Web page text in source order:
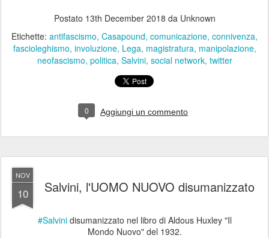
Postato 13th December 2018 da Unknown
Etichette: antifascismo Casapound comunicazione connivenza
fascioleghismo involuzione Lega magistratura manipolazione
neofascismo politica Salvini social network twitter
0 Aggiungi un commento
NOV
10 Salvini, l'UOMO NUOVO disumanizzato
#Salvinidisumanizzato nel libro di Aldous Huxley "Il
Mondo Nuovo" del 1932.